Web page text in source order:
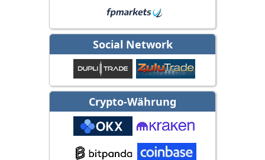
Social Network
Crypto-Währung